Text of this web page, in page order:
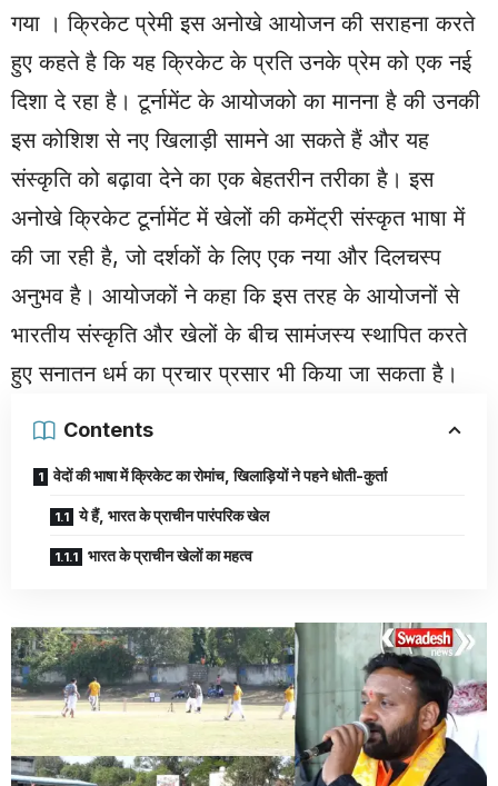
गया । क्रिकेट प्रेमी इस अनोखे आयोजन की सराहना करते
हुए कहते है कि यह क्रिकेट के प्रति उनके प्रेम को एक नई
दिशा दे रहा है। टूर्नामेंट के आयोजको का मानना है की उनकी
इस कोशिश से नए खिलाड़ी सामने आ सकते हैं और यह
संस्कृति को बढ़ावा देने का एक बेहतरीन तरीका है। इस
अनोखे क्रिकेट टूर्नामेंट में खेलों की कमेंट्री संस्कृत भाषा में
की जा रही है, जो दर्शकों के लिए एक नया और दिलचस्प
अनुभव है। आयोजकों ने कहा कि इस तरह के आयोजनों से
भारतीय संस्कृति और खेलों के बीच सामंजस्य स्थापित करते
हुए सनातन धर्म का प्रचार प्रसार भी किया जा सकता है।
Contents
वेदों की भाषा में क्रिकेट का रोमांच, खिलाड़ियों ने पहने धोती-कुर्ता
ये हैं, भारत के प्राचीन पारंपरिक खेल
भारत के प्राचीन खेलों का महत्व